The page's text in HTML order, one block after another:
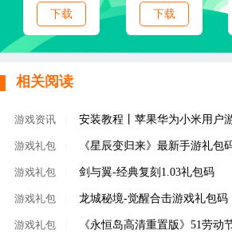
下载 下载
相关阅读
游戏资讯 安装教程丨苹果华为小米用户
游戏礼包 《星辰变归来》最新手游礼包
游戏礼包 剑与翼-经典复刻1.03礼包码
游戏礼包 龙城秘境-觉醒合击游戏礼包码
游戏礼包